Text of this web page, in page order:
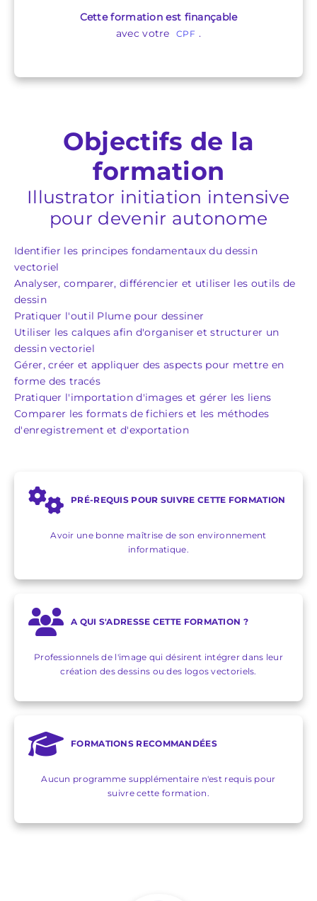
Cette formation est finançable
avec votre
CPF .
Objectifs de la
formation
Illustrator initiation intensive
pour devenir autonome
Identifier les principes fondamentaux du dessin
vectoriel
Analyser, comparer, différencier et utiliser les outils de
dessin
Pratiquer l'outil Plume pour dessiner
Utiliser les calques afin d'organiser et structurer un
dessin vectoriel
Gérer, créer et appliquer des aspects pour mettre en
forme des tracés
Pratiquer l'importation d'images et gérer les liens
Comparer les formats de fichiers et les méthodes
d'enregistrement et d'exportation
PRÉ-REQUIS POUR SUIVRE CETTE FORMATION
Avoir une bonne maîtrise de son environnement
informatique.
A QUI S'ADRESSE CETTE FORMATION ?
Professionnels de l'image qui désirent intégrer dans leur
création des dessins ou des logos vectoriels.
FORMATIONS RECOMMANDÉES
Aucun programme supplémentaire n'est requis pour
suivre cette formation.